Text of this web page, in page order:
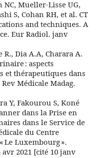
NC, Mueller-Lisse UG,
S, Cohan RH, et al. CT
and techniques. A
Eur Radiol. janv
R., Dia A.A, Charara A.
: aspects
et thérapeutiques dans
Médicale Madag.
Y, Fakourou S, Koné
dans la Prise en
dans le Service de
du Centre
Le Luxembourg ».
2021 [cité 10 janv